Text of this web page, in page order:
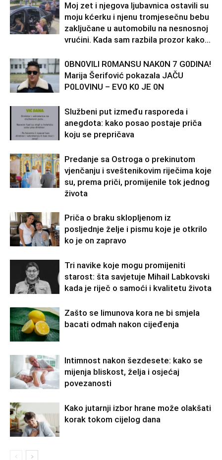
Moj zet i njegova ljubavnica ostavili su
moju kćerku i njenu tromjesečnu bebu
zaključane u automobilu na nesnosnoj
vrućini. Kada sam razbila prozor kako...
0BN0VlLl R0MANSU NAK0N 7 G0DlNA!
Marija Šerifović pokazala JAČU
P0L0VINU – EV0 K0 JE 0N
Službeni put između rasporeda i
anegdota: kako posao postaje priča
koju se prepričava
Predanje sa Ostroga o prekinutom
vjenčanju i sveštenikovim riječima koje
su, prema priči, promijenile tok jednog
života
Priča o braku sklopljenom iz
posljednje želje i pismu koje je otkrilo
ko je on zapravo
Tri navike koje mogu promijeniti
starost: šta savjetuje Mihail Labkovski
kada je riječ o samoći i kvalitetu života
Zašto se limunova kora ne bi smjela
bacati odmah nakon cijeđenja
Intimnost nakon šezdesete: kako se
mijenja bliskost, želja i osjećaj
povezanosti
Kako jutarnji izbor hrane može olakšati
korak tokom cijelog dana